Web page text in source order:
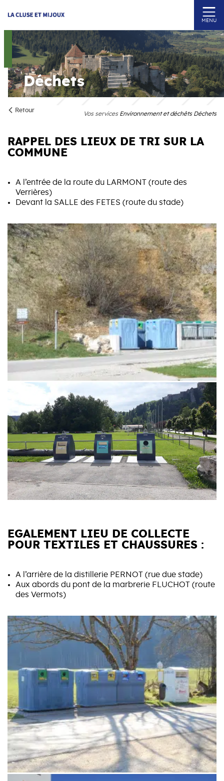
MENU
Déchets
Retour
Vos services Environnement et déchêts Déchets
RAPPEL DES LIEUX DE TRI SUR LA
COMMUNE
A l’entrée de la route du LARMONT (route des
Verrières)
Devant la SALLE des FETES (route du stade)
EGALEMENT LIEU DE COLLECTE
POUR TEXTILES ET CHAUSSURES :
A l’arrière de la distillerie PERNOT (rue due stade)
Aux abords du pont de la marbrerie FLUCHOT (route
des Vermots)